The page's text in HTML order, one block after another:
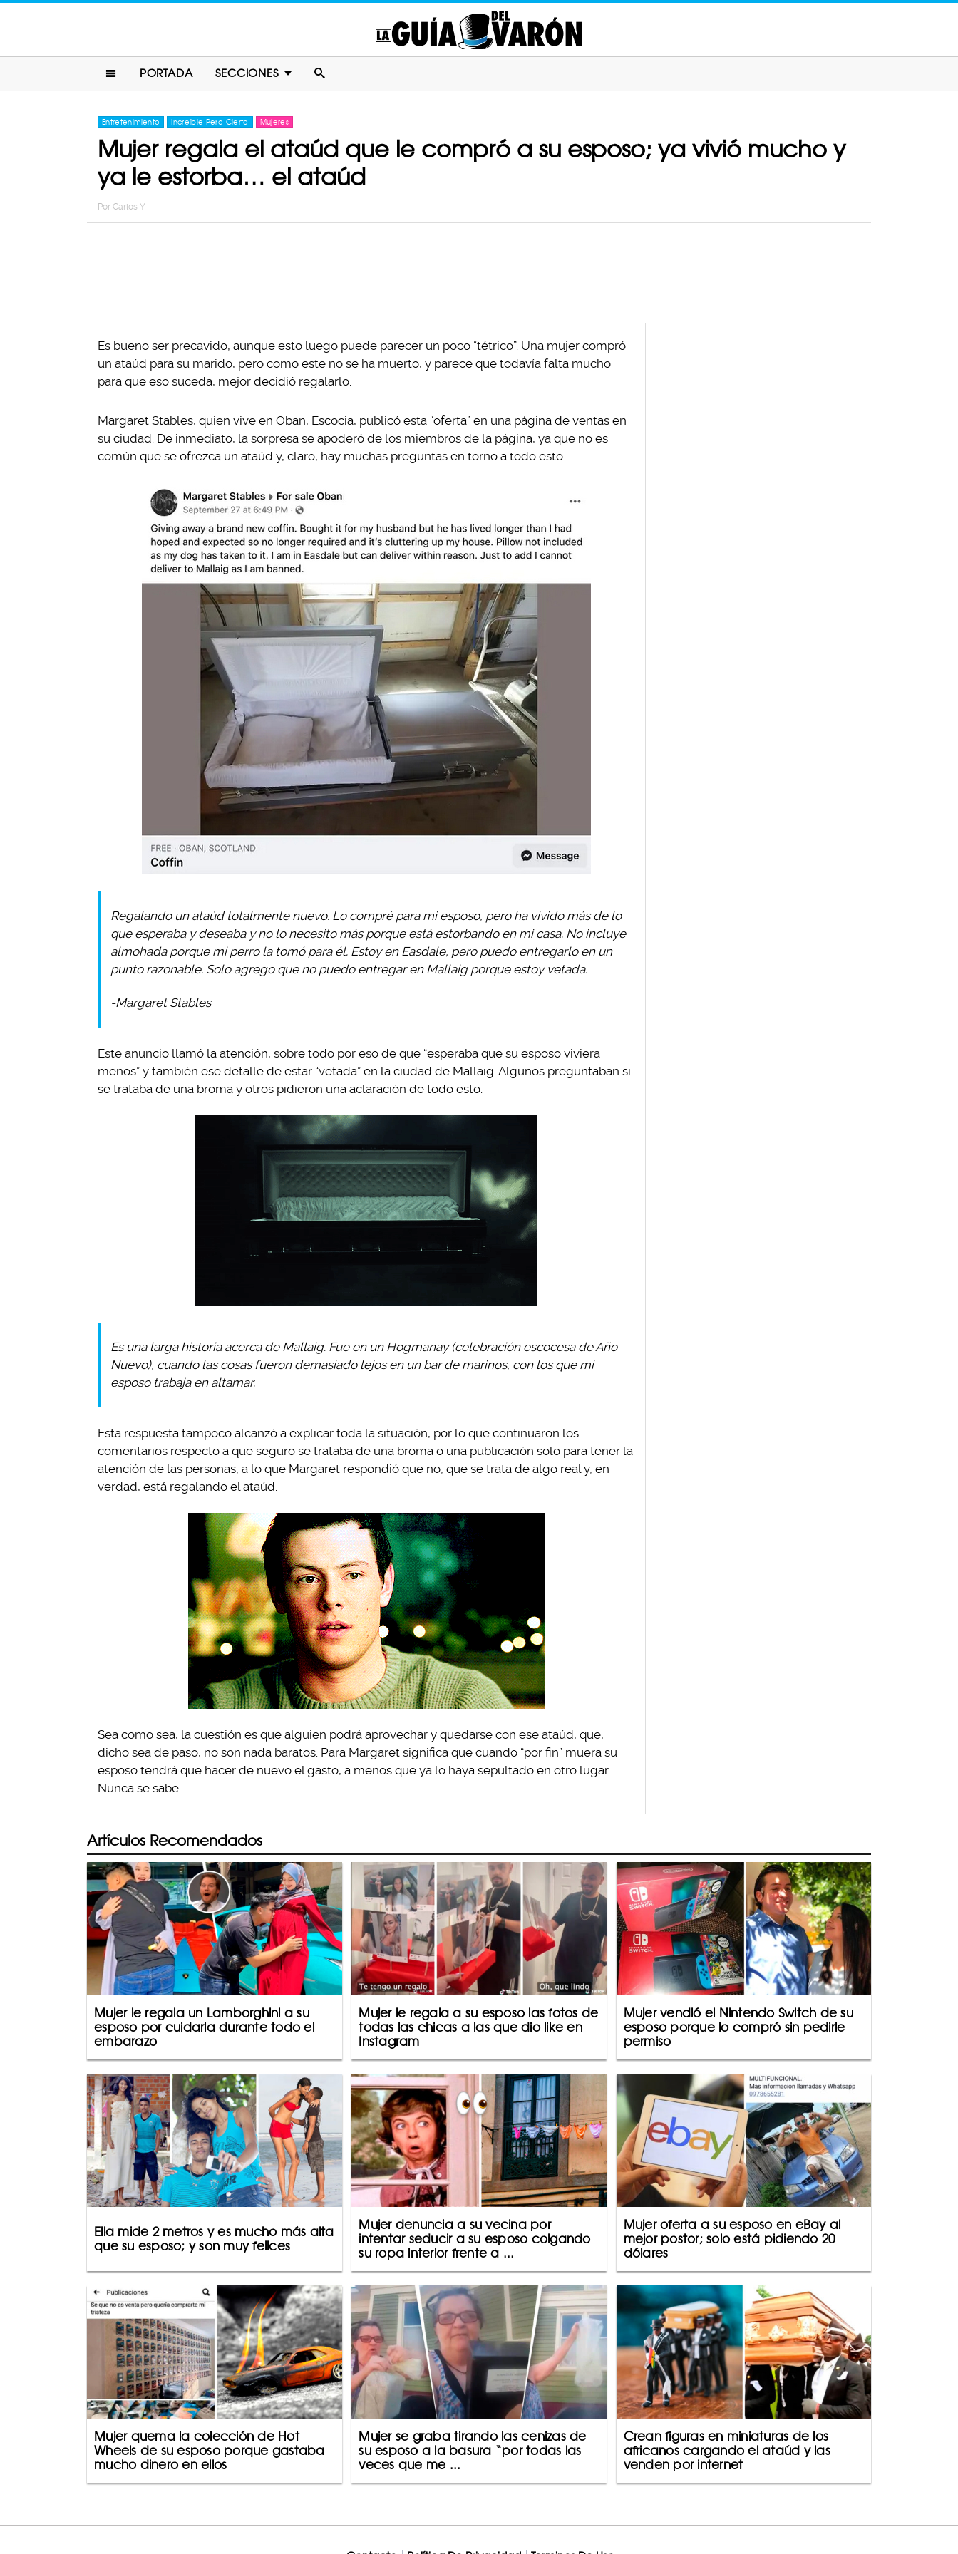
PORTADA SECCIONES
Entretenimiento Increíble Pero Cierto Mujeres
Mujer regala el ataúd que le compró a su esposo; ya vivió mucho y
ya le estorba… el ataúd
Por Carlos Y
Es bueno ser precavido, aunque esto luego puede parecer un poco “tétrico”. Una mujer compró
un ataúd para su marido, pero como este no se ha muerto, y parece que todavía falta mucho
para que eso suceda, mejor decidió regalarlo.
Margaret Stables, quien vive en Oban, Escocia, publicó esta “oferta” en una página de ventas en
su ciudad. De inmediato, la sorpresa se apoderó de los miembros de la página, ya que no es
común que se ofrezca un ataúd y, claro, hay muchas preguntas en torno a todo esto.
Regalando un ataúd totalmente nuevo. Lo compré para mi esposo, pero ha vivido más de lo
que esperaba y deseaba y no lo necesito más porque está estorbando en mi casa. No incluye
almohada porque mi perro la tomó para él. Estoy en Easdale, pero puedo entregarlo en un
punto razonable. Solo agrego que no puedo entregar en Mallaig porque estoy vetada.
-Margaret Stables
Este anuncio llamó la atención, sobre todo por eso de que “esperaba que su esposo viviera
menos” y también ese detalle de estar “vetada” en la ciudad de Mallaig. Algunos preguntaban si
se trataba de una broma y otros pidieron una aclaración de todo esto.
Es una larga historia acerca de Mallaig. Fue en un Hogmanay (celebración escocesa de Año
Nuevo), cuando las cosas fueron demasiado lejos en un bar de marinos, con los que mi
esposo trabaja en altamar.
Esta respuesta tampoco alcanzó a explicar toda la situación, por lo que continuaron los
comentarios respecto a que seguro se trataba de una broma o una publicación solo para tener la
atención de las personas, a lo que Margaret respondió que no, que se trata de algo real y, en
verdad, está regalando el ataúd.
Sea como sea, la cuestión es que alguien podrá aprovechar y quedarse con ese ataúd, que,
dicho sea de paso, no son nada baratos. Para Margaret significa que cuando “por fin” muera su
esposo tendrá que hacer de nuevo el gasto, a menos que ya lo haya sepultado en otro lugar…
Nunca se sabe.
Artículos Recomendados
Mujer le regala un Lamborghini a su
esposo por cuidarla durante todo el
embarazo
Mujer le regala a su esposo las fotos de
todas las chicas a las que dio like en
Instagram
Mujer vendió el Nintendo Switch de su
esposo porque lo compró sin pedirle
permiso
Ella mide 2 metros y es mucho más alta
que su esposo; y son muy felices
Mujer denuncia a su vecina por
intentar seducir a su esposo colgando
su ropa interior frente a ...
Mujer oferta a su esposo en eBay al
mejor postor; solo está pidiendo 20
dólares
Mujer quema la colección de Hot
Wheels de su esposo porque gastaba
mucho dinero en ellos
Mujer se graba tirando las cenizas de
su esposo a la basura “por todas las
veces que me ...
Crean figuras en miniaturas de los
africanos cargando el ataúd y las
venden por internet